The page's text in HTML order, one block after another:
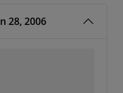
28, 2006